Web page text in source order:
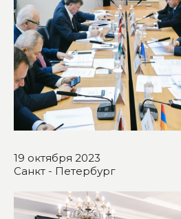
19 октября 2023
Санкт - Петербург